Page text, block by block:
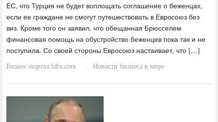
ЕС, что Турция не будет воплощать соглашение о беженцах,
если ее граждане не смогут путешествовать в Евросоюз без
виз. Кроме того он заявил, что обещанная Брюсселем
финансовая помощь на обустройство беженцев пока так и не
поступила. Со своей стороны Евросоюз настаивает, что […]
Бизнес-портал fdlx.com
· Новости бизнеса в мире